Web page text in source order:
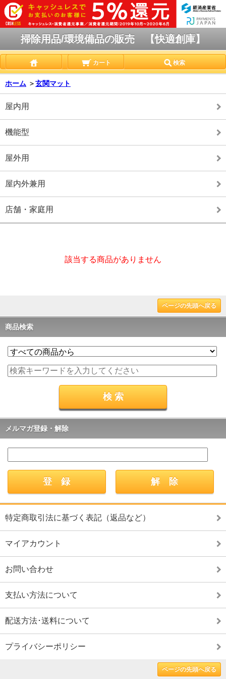
掃除用品/環境備品の販売 【快適創庫】
カート 検索
ホーム ＞玄関マット
屋内用
機能型
屋外用
屋内外兼用
店舗・家庭用
該当する商品がありません
ページの先頭へ戻る
商品検索
メルマガ登録・解除
特定商取引法に基づく表記（返品など）
マイアカウント
お問い合わせ
支払い方法について
配送方法･送料について
プライバシーポリシー
ページの先頭へ戻る